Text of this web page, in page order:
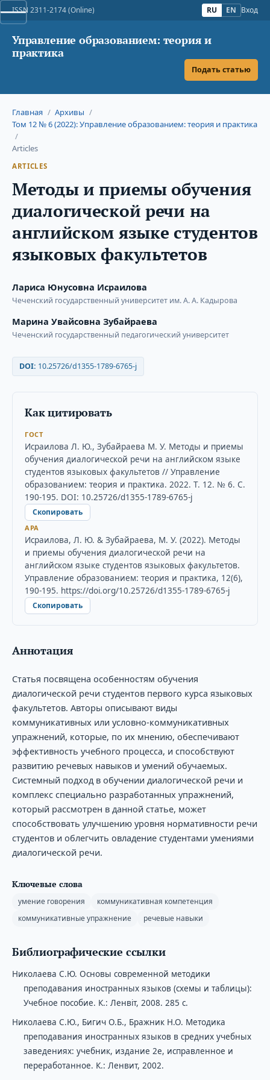
ISSN 2311-2174 (Online) RU EN Вход
Управление образованием: теория и
практика
Подать статью
Главная / Архивы /
Том 12 № 6 (2022): Управление образованием: теория и практика
/
Articles
ARTICLES
Методы и приемы обучения
диалогической речи на
английском языке студентов
языковых факультетов
Лариса Юнусовна Исраилова
Чеченский государственный университет им. А. А. Кадырова
Марина Увайсовна Зубайраева
Чеченский государственный педагогический университет
DOI: 10.25726/d1355-1789-6765-j
Как цитировать
ГОСТ
Исраилова Л. Ю., Зубайраева М. У. Методы и приемы
обучения диалогической речи на английском языке
студентов языковых факультетов // Управление
образованием: теория и практика. 2022. Т. 12. № 6. С.
190-195. DOI: 10.25726/d1355-1789-6765-j
Скопировать
APA
Исраилова, Л. Ю. & Зубайраева, М. У. (2022). Методы
и приемы обучения диалогической речи на
английском языке студентов языковых факультетов.
Управление образованием: теория и практика, 12(6),
190-195. https://doi.org/10.25726/d1355-1789-6765-j
Скопировать
Аннотация
Статья посвящена особенностям обучения
диалогической речи студентов первого курса языковых
факультетов. Авторы описывают виды
коммуникативных или условно-коммуникативных
упражнений, которые, по их мнению, обеспечивают
эффективность учебного процесса, и способствуют
развитию речевых навыков и умений обучаемых.
Системный подход в обучении диалогической речи и
комплекс специально разработанных упражнений,
который рассмотрен в данной статье, может
способствовать улучшению уровня нормативности речи
студентов и облегчить овладение студентами умениями
диалогической речи.
Ключевые слова
умение говорения
коммуникативная компетенция
коммуникативные упражнение
речевые навыки
Библиографические ссылки
Николаева С.Ю. Основы современной методики
преподавания иностранных языков (схемы и таблицы):
Учебное пособие. К.: Ленвіт, 2008. 285 с.
Николаева С.Ю., Бигич О.Б., Бражник Н.О. Методика
преподавания иностранных языков в средних учебных
заведениях: учебник, издание 2е, исправленное и
переработанное. К.: Ленвит, 2002.